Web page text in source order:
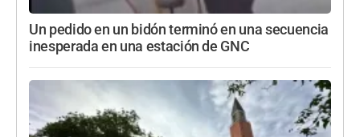
Un pedido en un bidón terminó en una secuencia
inesperada en una estación de GNC